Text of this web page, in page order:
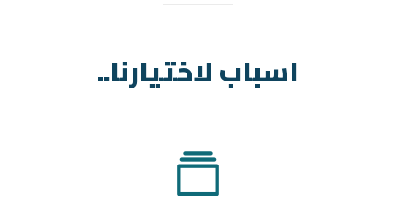
اسباب لاختيارنا..